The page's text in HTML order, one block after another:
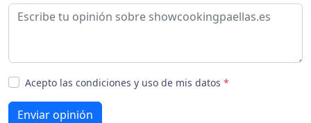
Acepto las condiciones y uso de mis datos *
Enviar opinión